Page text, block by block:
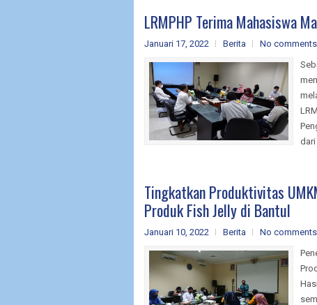
LRMPHP Terima Mahasiswa
Januari 17, 2022 Berita
No comments
dari
Tingkatkan Produktivitas
Produk Fish Jelly di Bantul
Januari 10, 2022 Berita
No comments